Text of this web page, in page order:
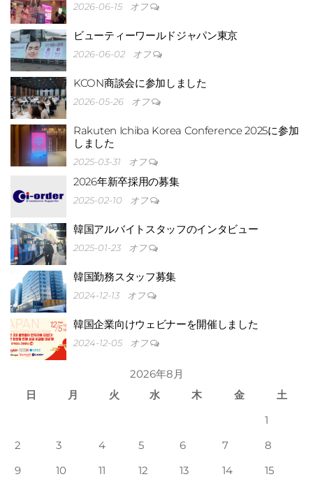
輝か
2026-06-15 オフ
ビューティーワールドジャパン東京
2026-06-02 オフ
KCON商談会に参加しました
2026-05-26 オフ
Rakuten Ichiba Korea Conference 2025に参加
しました
2025-03-31 オフ
2026年新卒採用の募集
2025-02-10 オフ
韓国アルバイトスタッフのインタビュー
2025-01-23 オフ
韓国勤務スタッフ募集
2024-12-13 オフ
韓国企業向けウェビナーを開催しました
2024-12-05 オフ
2026年8月
日
月 火 水 木 金
土
1
2
3 4 5 6 7
8
9
10 11 12 13 14 15